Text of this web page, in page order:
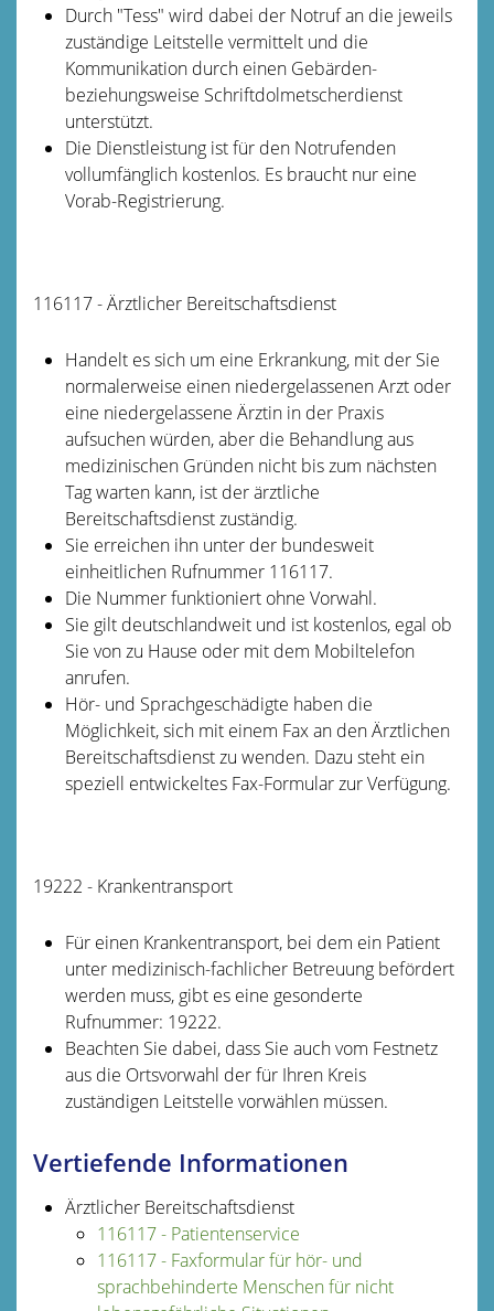
Durch "Tess" wird dabei der Notruf an die jeweils
zuständige Leitstelle vermittelt und die
Kommunikation durch einen Gebärden-
beziehungsweise Schriftdolmetscherdienst
unterstützt.
Die Dienstleistung ist für den Notrufenden
vollumfänglich kostenlos. Es braucht nur eine
Vorab-Registrierung.
116117 - Ärztlicher Bereitschaftsdienst
Handelt es sich um eine Erkrankung, mit der Sie
normalerweise einen niedergelassenen Arzt oder
eine niedergelassene Ärztin in der Praxis
aufsuchen würden, aber die Behandlung aus
medizinischen Gründen nicht bis zum nächsten
Tag warten kann, ist der ärztliche
Bereitschaftsdienst zuständig.
Sie erreichen ihn unter der bundesweit
einheitlichen Rufnummer 116117.
Die Nummer funktioniert ohne Vorwahl.
Sie gilt deutschlandweit und ist kostenlos, egal ob
Sie von zu Hause oder mit dem Mobiltelefon
anrufen.
Hör- und Sprachgeschädigte haben die
Möglichkeit, sich mit einem Fax an den Ärztlichen
Bereitschaftsdienst zu wenden. Dazu steht ein
speziell entwickeltes Fax-Formular zur Verfügung.
19222 - Krankentransport
Für einen Krankentransport, bei dem ein Patient
unter medizinisch-fachlicher Betreuung befördert
werden muss, gibt es eine gesonderte
Rufnummer: 19222.
Beachten Sie dabei, dass Sie auch vom Festnetz
aus die Ortsvorwahl der für Ihren Kreis
zuständigen Leitstelle vorwählen müssen.
Vertiefende Informationen
Ärztlicher Bereitschaftsdienst
116117 - Patientenservice
116117 - Faxformular für hör- und
sprachbehinderte Menschen für nicht